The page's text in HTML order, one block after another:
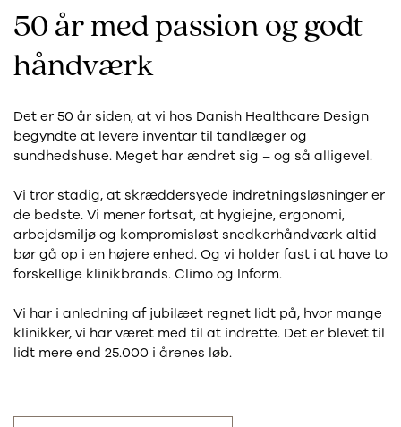
50 år med passion og godt
håndværk
Det er 50 år siden, at vi hos Danish Healthcare Design
begyndte at levere inventar til tandlæger og
sundhedshuse. Meget har ændret sig – og så alligevel.
Vi tror stadig, at skræddersyede indretningsløsninger er
de bedste. Vi mener fortsat, at hygiejne, ergonomi,
arbejdsmiljø og kompromisløst snedkerhåndværk altid
bør gå op i en højere enhed. Og vi holder fast i at have to
forskellige klinikbrands. Climo og Inform.
Vi har i anledning af jubilæet regnet lidt på, hvor mange
klinikker, vi har været med til at indrette. Det er blevet til
lidt mere end 25.000 i årenes løb.